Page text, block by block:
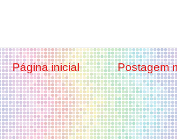
Postagem
Página inicial